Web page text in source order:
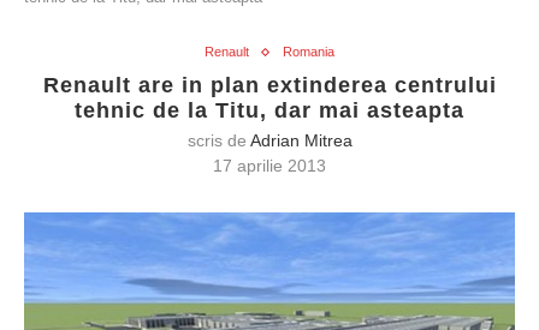
Renault Romania
Renault are in plan extinderea centrului
tehnic de la Titu, dar mai asteapta
scris de Adrian Mitrea
17 aprilie 2013